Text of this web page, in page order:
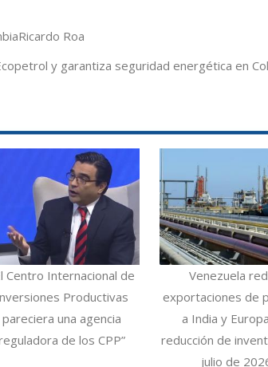
Ricardo Roa
y garantiza seguridad energética en
Centro Internacional de
Productivas
pareciera una agencia
de los CPP”
Venezuela
exportaciones de
a India y
reducción de
julio de